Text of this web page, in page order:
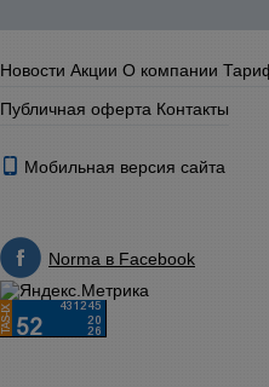
Новости Акции О компании
Публичная оферта Контакты
Мобильная версия сайта
Norma в Facebook